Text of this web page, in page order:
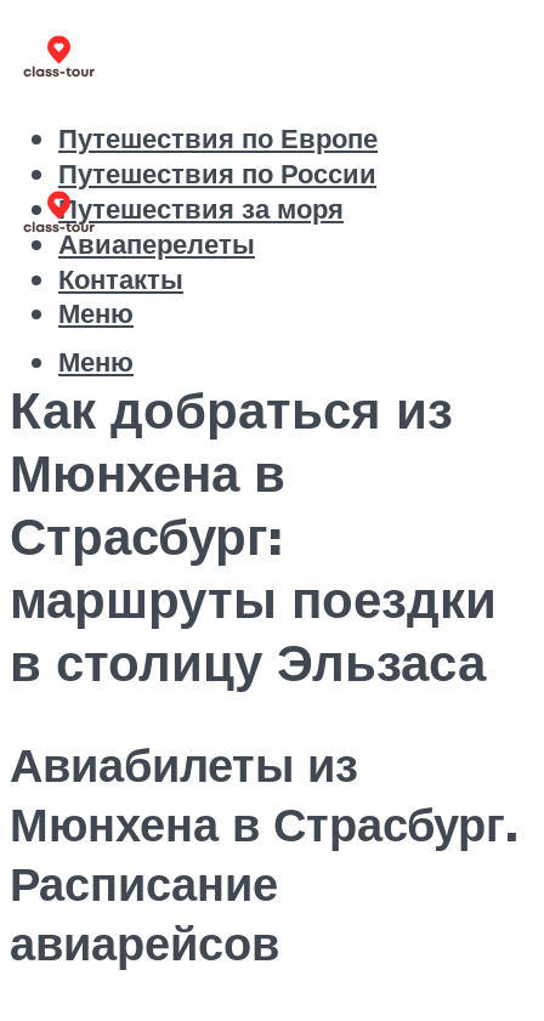
Путешествия по Европе
Путешествия по России
Путешествия за моря
Авиаперелеты
Контакты
Меню
Меню
Как добраться из
Мюнхена в
Страсбург:
маршруты поездки
в столицу Эльзаса
Авиабилеты из
Мюнхена в Страсбург.
Расписание
авиарейсов